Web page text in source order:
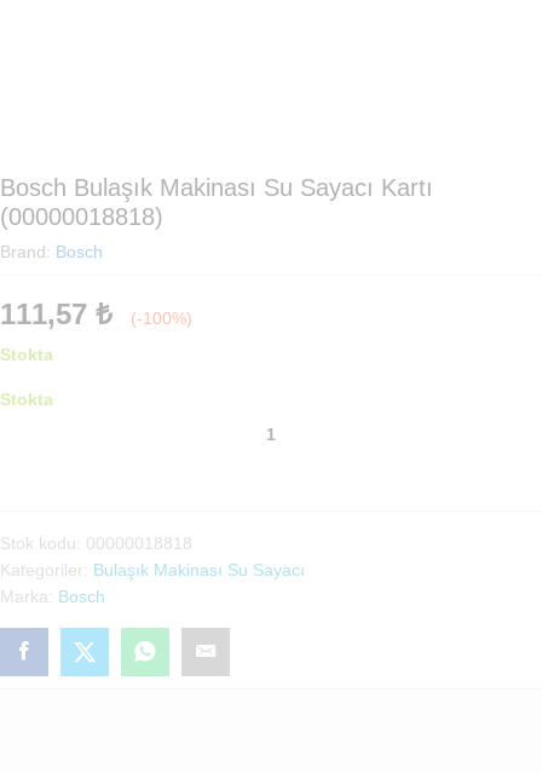
Bosch Bulaşık Makinası Su Sayacı Kartı
(00000018818)
Brand: Bosch
111,57 ₺
(-100%)
Stokta
Stokta
(00000018818)
Stok kodu: 00000018818
Kategoriler: Bulaşık Makinası Su Sayacı
Marka: Bosch